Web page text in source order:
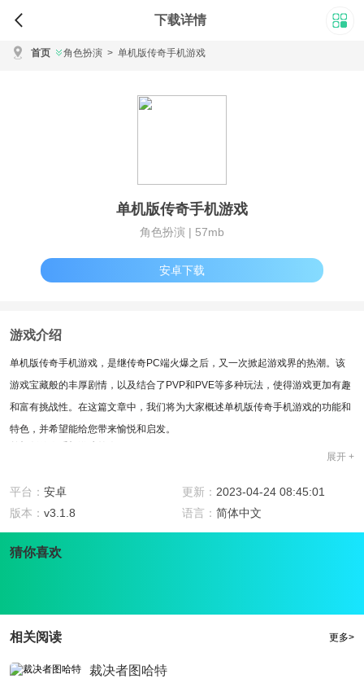
下载详情
首页 角色扮演 > 单机版传奇手机游戏
单机版传奇手机游戏
角色扮演 | 57mb
安卓下载
游戏介绍
单机版传奇手机游戏，是继传奇PC端火爆之后，又一次掀起游戏界的热潮。该
游戏宝藏般的丰厚剧情，以及结合了PVP和PVE等多种玩法，使得游戏更加有趣
和富有挑战性。在这篇文章中，我们将为大家概述单机版传奇手机游戏的功能和
特色，并希望能给您带来愉悦和启发。
单机版传奇手机游戏是一款动作类角色扮演游戏。玩家扮演一个战士、法师或道
士，探索大陆，历经诸多生死大战、完成各种任务、获取各种武器装备和道具，
并与其他玩家进行PVP对战。该游戏的操作简单、画面精美，是一个非常值得尝
试的手机游戏。
单机版传奇手机游戏功能
地图模式：玩家可以自由探索游戏世界，打怪、收集物品等。
装备打造：玩家可以通过任务、掉落、商店等途径获取各种装备和道具，进一步
单机版传奇手机游戏特色
展开 +
平台： 安卓 更新： 2023-04-24 08:45:01
版本： v3.1.8 语言： 简体中文
猜你喜欢
相关阅读 更多>
裁决者图哈特